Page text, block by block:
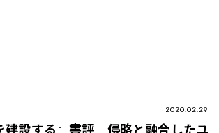
2020.02.29
建設する』書評 侵略と融合したユ